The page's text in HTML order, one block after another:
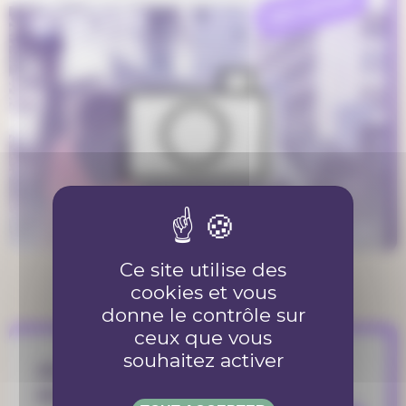
Ce site utilise des
cookies et vous
donne le contrôle sur
ceux que vous
souhaitez activer
Ali, le suicide d’un jeune réfugié
qui bouscule les institutions